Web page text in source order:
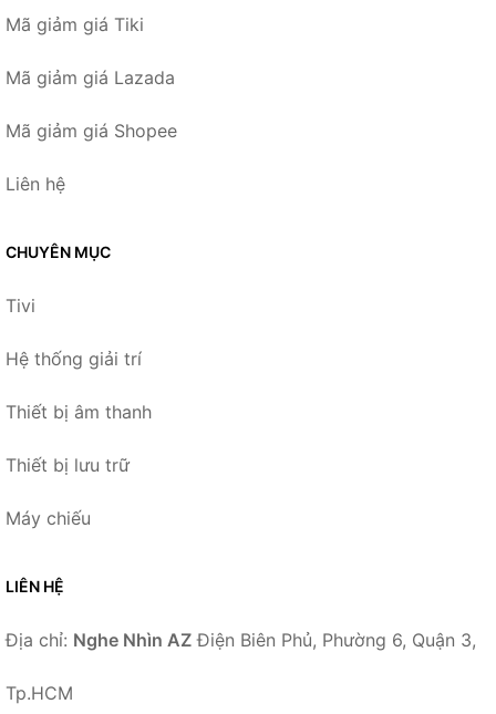
Mã giảm giá Tiki
Mã giảm giá Lazada
Mã giảm giá Shopee
Liên hệ
CHUYÊN MỤC
Tivi
Hệ thống giải trí
Thiết bị âm thanh
Thiết bị lưu trữ
Máy chiếu
LIÊN HỆ
Địa chỉ: Nghe Nhìn AZ Điện Biên Phủ, Phường 6, Quận 3,
Tp.HCM